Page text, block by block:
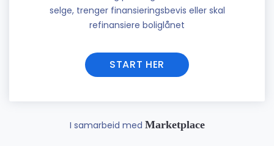
selge, trenger finansieringsbevis eller skal
refinansiere boliglånet
START HER
I samarbeid med Marketplace